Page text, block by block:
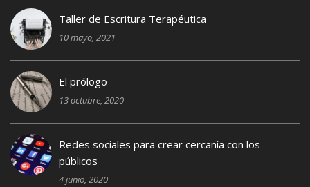
Taller de Escritura Terapéutica
10 mayo, 2021
El prólogo
13 octubre, 2020
Redes sociales para crear cercanía con los
públicos
4 junio, 2020